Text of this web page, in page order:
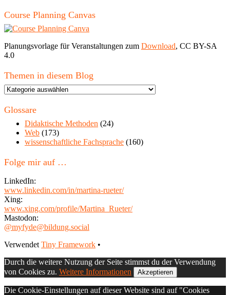
Course Planning Canvas
Planungsvorlage für Veranstaltungen zum Download, CC BY-SA
4.0
Themen in diesem Blog
Themen
diesem
Glossare
Didaktische Methoden (24)
Web (173)
wissenschaftliche Fachsprache (160)
Folge mir auf …
LinkedIn:
www.linkedin.com/in/martina-rueter/
Xing:
www.xing.com/profile/Martina_Rueter/
Mastodon:
@myfyde@bildung.social
Footer
Inhalt
Verwendet Tiny Framework •
Durch die weitere Nutzung der Seite stimmst du der Verwendung
von Cookies zu. Weitere Informationen Akzeptieren
Die Cookie-Einstellungen auf dieser Website sind auf "Cookies